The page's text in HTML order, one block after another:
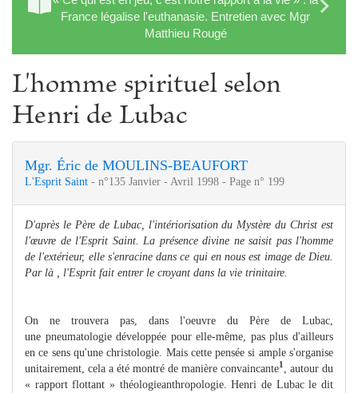
France légalise l'euthanasie. Entretien avec Mgr
Matthieu Rougé
L'homme spirituel selon
Henri de Lubac
Mgr. Éric de MOULINS-BEAUFORT
L'Esprit Saint - n°135 Janvier - Avril 1998 - Page n° 199
D'après le Père de Lubac, l'intériorisation du Mystère du Christ est
l'œuvre de l'Esprit Saint. La présence divine ne saisit pas l'homme
de l'extérieur, elle s'enracine dans ce qui en nous est image de Dieu.
Par là , l'Esprit fait entrer le croyant dans la vie trinitaire.
On ne trouvera pas, dans l'oeuvre du Père de Lubac,
une pneumatologie développée pour elle-même, pas plus d'ailleurs
en ce sens qu'une christologie. Mais cette pensée si ample s'organise
unitairement, cela a été montré de manière convaincante1
, autour du
« rapport flottant » théologieanthropologie. Henri de Lubac le dit